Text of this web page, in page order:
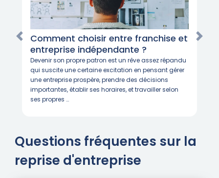
Comment choisir entre franchise et
entreprise indépendante ?
Devenir son propre patron est un rêve assez répandu
qui suscite une certaine excitation en pensant gérer
une entreprise prospère, prendre des décisions
importantes, établir ses horaires, et travailler selon
ses propres …
Questions fréquentes sur la
reprise d'entreprise